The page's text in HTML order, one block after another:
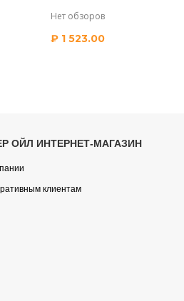
Нет обзоров
₽1 523.00
ОЙЛ ИНТЕРНЕТ-МАГАЗИН
клиентам